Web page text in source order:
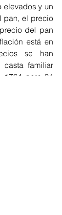
elevados y un
pan, el precio
del pan
está en
se han
familiar
1764 para 04